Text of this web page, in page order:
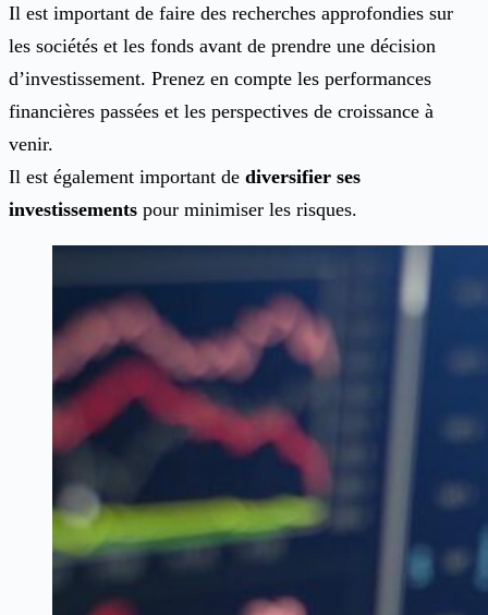
Il est important de faire des recherches approfondies sur
les sociétés et les fonds avant de prendre une décision
d’investissement. Prenez en compte les performances
financières passées et les perspectives de croissance à
venir.
Il est également important de diversifier ses
investissements pour minimiser les risques.